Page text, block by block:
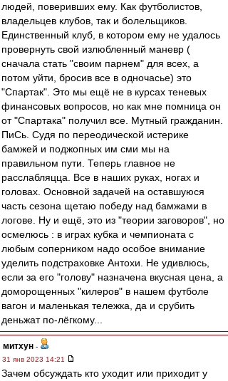
людей, поверивших ему. Как футболистов,
владельцев клубов, так и болельщиков.
Единственный клуб, в котором ему не удалось
провернуть свой излюбленный маневр (
сначала стать "своим парнем" для всех, а
потом уйти, бросив все в одночасье) это
"Спартак". Это мы ещё не в курсах теневых
финансовых вопросов, но как мне помница он
от "Спартака" получил все. Мутный гражданин.
ПиСь. Судя по переодической истерике
бамжей и поджопных им сми мы на
правильном пути. Теперь главное не
расслабляцца. Все в наших руках, ногах и
головах. Основной задачей на оставшуюся
часть сезона щетаю победу над бамжами в
логове. Ну и ещё, это из "теории заговоров", но
осмелюсь : в играх кубка и чемпионата с
любым соперником надо особое внимание
уделить подстраховке Антохи. Не удивлюсь,
если за его "голову" назначена вкусная цена, а
доморощенных "килеров" в нашем футболе
вагон и маленькая тележка, да и срубить
деньжат по-лёгкому...
митхун -
31 янв 2023 14:21
Зачем обсуждать кто уходит или приходит у